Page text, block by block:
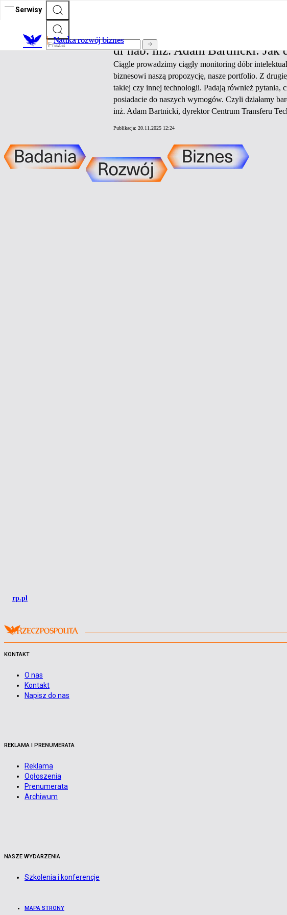
Serwisy
Nauka rozwój biznes
dr hab. inż. Adam Bartnicki: Jak
Ciągle prowadzimy ciągły monitoring dóbr
biznesowi naszą propozycję, nasze portfolio. Z
takiej czy innej technologii. Padają również pytania,
posiadacie do naszych wymogów. Czyli działamy
inż. Adam Bartnicki, dyrektor Centrum Transferu
Publikacja: 20.11.2025 12:24
rp.pl
KONTAKT
O nas
Kontakt
Napisz do nas
REKLAMA I PRENUMERATA
Reklama
Ogłoszenia
Prenumerata
Archiwum
NASZE WYDARZENIA
Szkolenia i konferencje
MAPA STRONY